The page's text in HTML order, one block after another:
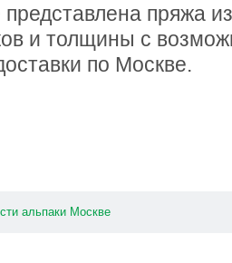
пряжа
и толщины с
по Москве.
альпаки Москве